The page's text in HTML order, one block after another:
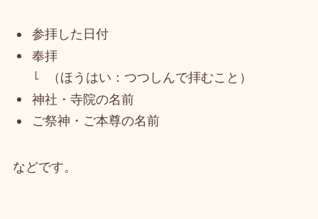
参拝した日付
奉拝
（ほうはい：つつしんで拝むこと）
神社・寺院の名前
ご祭神・ご本尊の名前
などです。